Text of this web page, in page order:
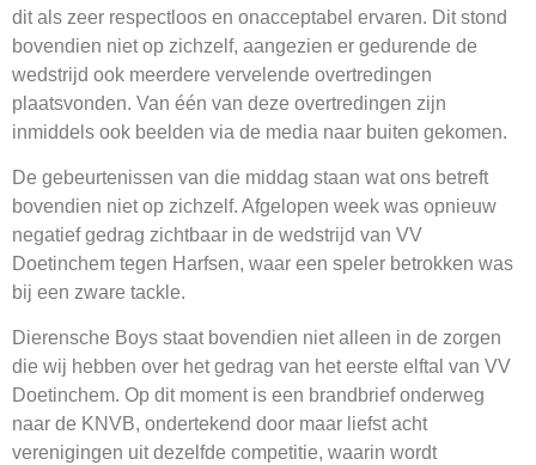
dit als zeer respectloos en onacceptabel ervaren. Dit stond
bovendien niet op zichzelf, aangezien er gedurende de
wedstrijd ook meerdere vervelende overtredingen
plaatsvonden. Van één van deze overtredingen zijn
inmiddels ook beelden via de media naar buiten gekomen.
De gebeurtenissen van die middag staan wat ons betreft
bovendien niet op zichzelf. Afgelopen week was opnieuw
negatief gedrag zichtbaar in de wedstrijd van VV
Doetinchem tegen Harfsen, waar een speler betrokken was
bij een zware tackle.
Dierensche Boys staat bovendien niet alleen in de zorgen
die wij hebben over het gedrag van het eerste elftal van VV
Doetinchem. Op dit moment is een brandbrief onderweg
naar de KNVB, ondertekend door maar liefst acht
verenigingen uit dezelfde competitie, waarin wordt